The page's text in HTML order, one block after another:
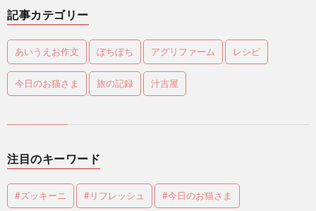
記事カテゴリー
あいうえお作文 ぼちぼち アグリファーム レシピ
今日のお猫さま 旅の記録 汁吉屋
注目のキーワード
#ズッキーニ #リフレッシュ #今日のお猫さま